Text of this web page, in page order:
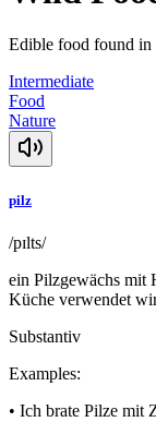
Edible food found in
Intermediate
Food
Nature
pilz
/pɪlts/
ein Pilzgewächs mit
Küche verwendet
Substantiv
Examples:
• Ich brate Pilze mit